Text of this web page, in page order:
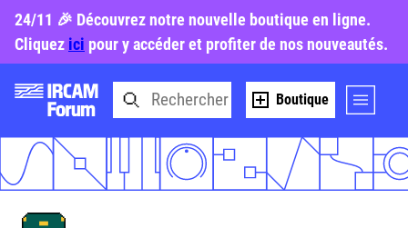
24/11 🎉 Découvrez notre nouvelle boutique en ligne.
Cliquez ici pour y accéder et profiter de nos nouveautés.
Boutique